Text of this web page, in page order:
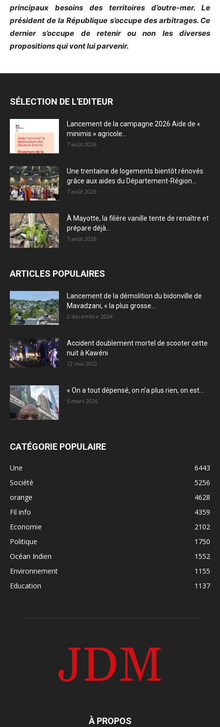
principaux besoins des territoires d’outre-mer. Le
président de la République s’occupe des arbitrages. Ce
dernier s’occupe de retenir ou non les diverses
propositions qui vont lui parvenir.
SÉLECTION DE L'EDITEUR
Lancement de la campagne 2026 Aide de «
minimis » agricole...
7 août 2026
Une trentaine de logements bientôt rénovés
grâce aux aides du Département-Région...
7 août 2026
À Mayotte, la filière vanille tente de renaître et
prépare déjà...
7 août 2026
ARTICLES POPULAIRES
Lancement de la démolition du bidonville de
Mavadzani, « la plus grosse...
2 décembre 2024
Accident doublement mortel de scooter cette
nuit à Kawéni
12 mai 2022
« On a tout dépensé, on n’a plus rien, on est...
5 mars 2026
CATÉGORIE POPULAIRE
Une
6443
Société
5256
orange
4628
Fil info
4359
Economie
2102
Politique
1750
Océan Indien
1552
Environnement
1155
Education
1137
À PROPOS